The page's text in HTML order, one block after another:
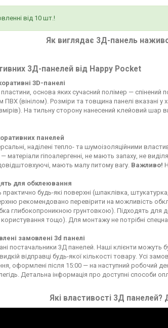
від 10 шт.!
Як виглядає 3Д-панель
3Д-панелей від Happy Pocket
3D-панелі
пластини, основа яких сучасний полімер — спінений
(вінілом). Розміри та товщина панелі вказані у
На тильну сторону нанесений клейовий шар
панелей
наділені тепло- та шумоізоляційними
— матеріали гіпоалергенні, не мають запаху, не
мають малу питому вагу. Важливо!
для обклеювання
будь-які поверхні (шпаклівка,
рекомендовано перевірити на можливість
глибокопроникною грунтовкою). Підходять для
користування тощо). Для монтажу не потрібні
замовлені 3d панелі
постачальники 3Д панелей. Наші клієнти можуть
відправці будь-якої кількості товару. Усі
оформлені після 15:00 — на наступний робочий
Детальна інформація про доступні способи
Які властивості 3Д панелей?